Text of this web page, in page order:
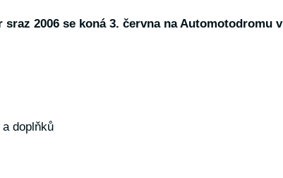
sraz 2006 se koná 3. června na Automotodromu v
doplňků